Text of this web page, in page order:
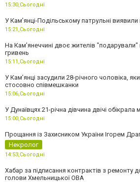
15:30, Сьогодні
У Кам’янці-Подільському патрульні
15:21, Сьогодні
На Камʼянеччині двоє жителів
гривень
15:11, Сьогодні
У Камʼянці засудили 28-річного чоловіка,
стосовно співмешканки
15:06, Сьогодні
У Дунаївцях 21-річна дівчина двічі обікрала
15:00, Сьогодні
Прощання із Захисником України Ігорем
Некролог
14:53, Сьогодні
Хабар за підписання контрактів з ремонту
голови Хмельницької ОВА